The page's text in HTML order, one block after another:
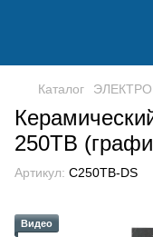
Каталог
250TB
Артикул: C250TB-DS
Видео